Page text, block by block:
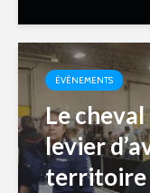
ÉVÉNEMENTS
Le
levier
territoire